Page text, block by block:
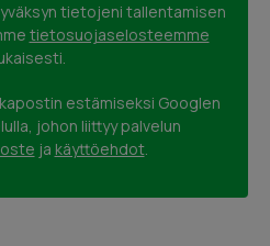
tietojeni tallentamisen
tietosuojaselosteemme
estämiseksi Googlen
johon liittyy palvelun
ja käyttöehdot.